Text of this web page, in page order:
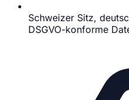
Schweizer Sitz,
DSGVO-konforme